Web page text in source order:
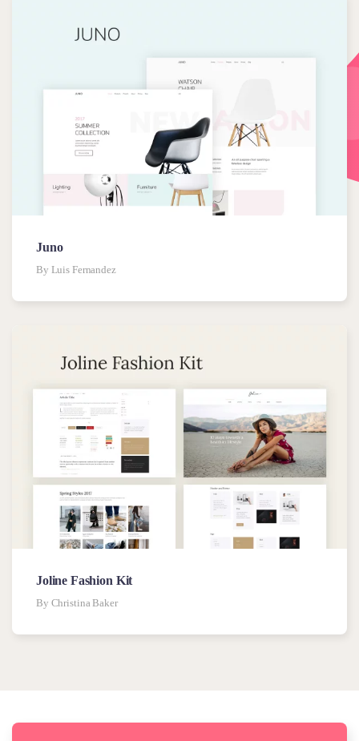
Juno
By Luis Fernandez
Joline Fashion Kit
By Christina Baker